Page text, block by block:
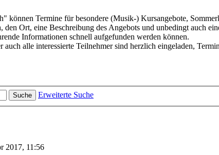
können Termine für besondere (Musik-) Kursangebote,
den Ort, eine Beschreibung des Angebots und unbedingt auch
Informationen schnell aufgefunden werden können.
auch alle interessierte Teilnehmer sind herzlich eingeladen,
Suche
Erweiterte Suche
2017, 11:56